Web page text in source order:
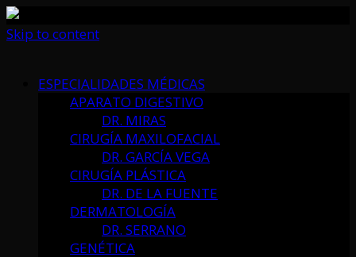
Skip to content
ESPECIALIDADES MÉDICAS
APARATO DIGESTIVO
DR. MIRAS
CIRUGÍA MAXILOFACIAL
DR. GARCÍA VEGA
CIRUGÍA PLÁSTICA
DR. DE LA FUENTE
DERMATOLOGÍA
DR. SERRANO
GENÉTICA